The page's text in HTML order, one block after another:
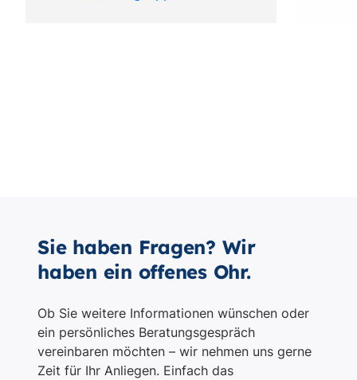
Sie haben Fragen? Wir
haben ein offenes Ohr.
Ob Sie weitere Informationen wünschen oder
ein persönliches Beratungsgespräch
vereinbaren möchten – wir nehmen uns gerne
Zeit für Ihr Anliegen. Einfach das